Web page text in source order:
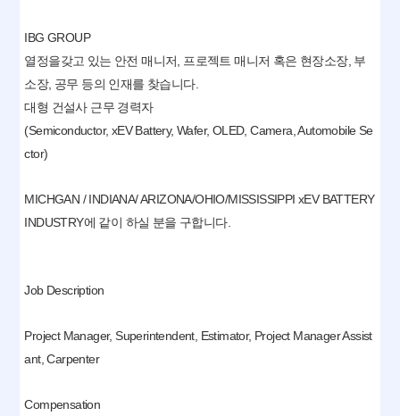
IBG GROUP
열정을갖고 있는 안전 매니저, 프로젝트 매니저 혹은 현장소장, 부
소장, 공무 등의 인재를 찾습니다.
대형 건설사 근무 경력자
(Semiconductor, xEV Battery, Wafer, OLED, Camera, Automobile Se
ctor)
MICHGAN / INDIANA/ ARIZONA/OHIO/MISSISSIPPI xEV BATTERY
INDUSTRY에 같이 하실 분을 구합니다.
Job Description
Project Manager, Superintendent, Estimator, Project Manager Assist
ant, Carpenter
Compensation